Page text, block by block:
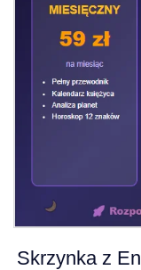
Skrzynka z